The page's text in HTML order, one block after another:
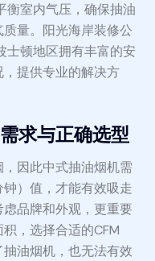
衡室内气压，确保抽油
量。阳光海岸装修公
顿地区拥有丰富的安
提供专业的解决方
求与正确选型
因此中式抽油烟机需
）值，才能有效吸走
品牌和外观，更重要
，选择合适的CFM
油烟机，也无法有效